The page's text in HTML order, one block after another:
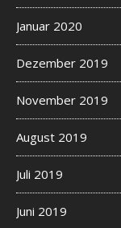
Januar 2020
Dezember 2019
November 2019
August 2019
Juli 2019
Juni 2019